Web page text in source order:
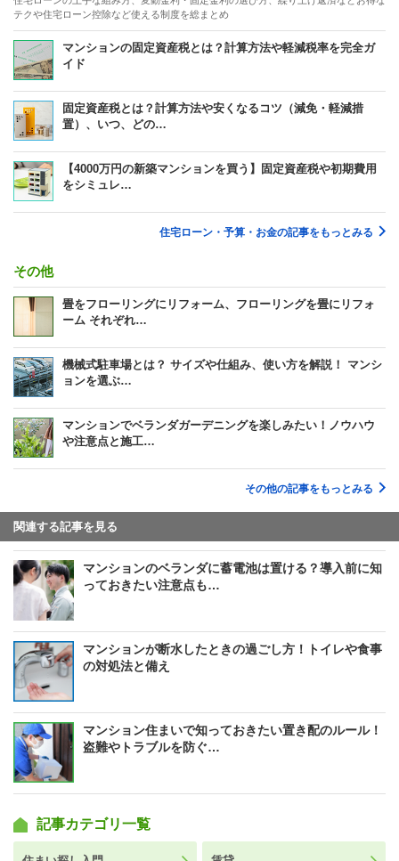
テクや住宅ローン控除など使える制度を総まとめ
マンションの固定資産税とは？計算方法や軽減税率を完全ガ
イド
固定資産税とは？計算方法や安くなるコツ（減免・軽減措
置）、いつ、どの…
【4000万円の新築マンションを買う】固定資産税や初期費用
をシミュレ…
住宅ローン・予算・お金の記事をもっとみる
その他
畳をフローリングにリフォーム、フローリングを畳にリフォ
ーム それぞれ…
機械式駐車場とは？ サイズや仕組み、使い方を解説！ マンシ
ョンを選ぶ…
マンションでベランダガーデニングを楽しみたい！ノウハウ
や注意点と施工…
その他の記事をもっとみる
関連する記事を見る
マンションのベランダに蓄電池は置ける？導入前に知
っておきたい注意点も…
マンションが断水したときの過ごし方！トイレや食事
の対処法と備え
マンション住まいで知っておきたい置き配のルール！
盗難やトラブルを防ぐ…
記事カテゴリ一覧